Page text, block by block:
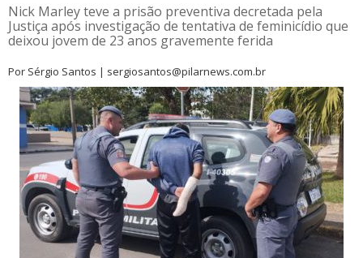
Nick Marley teve a prisão preventiva decretada pela
Justiça após investigação de tentativa de feminicídio que
deixou jovem de 23 anos gravemente ferida
Por Sérgio Santos | sergiosantos@pilarnews.com.br